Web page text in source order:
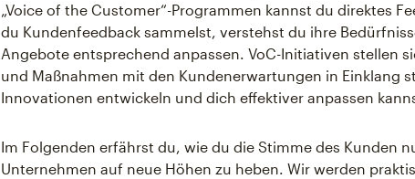
„Voice of the Customer“-Programmen kannst du direktes
du Kundenfeedback sammelst, verstehst du ihre
Angebote entsprechend anpassen. VoC-Initiativen stellen
und Maßnahmen mit den Kundenerwartungen in Einklang
Innovationen entwickeln und dich effektiver anpassen
Im Folgenden erfährst du, wie du die Stimme des Kunden
Unternehmen auf neue Höhen zu heben. Wir werden